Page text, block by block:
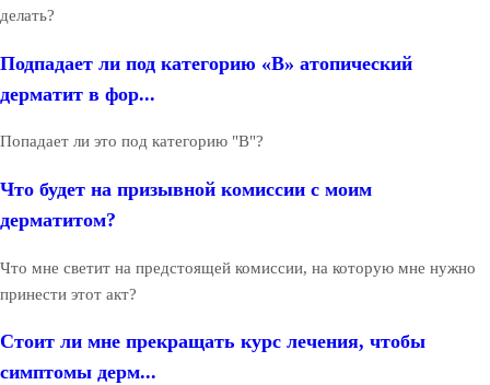
делать?
Подпадает ли под категорию «В» атопический
дерматит в фор...
Попадает ли это под категорию "В"?
Что будет на призывной комиссии с моим
дерматитом?
Что мне светит на предстоящей комиссии, на которую мне нужно
принести этот акт?
Стоит ли мне прекращать курс лечения, чтобы
симптомы дерм...